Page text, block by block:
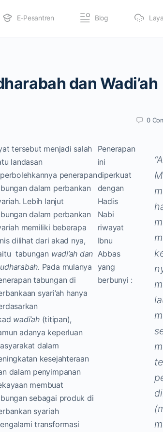
E-Pesantren Blog
dan Wadi’ah
0
tersebut menjadi salah
landasan
penerapan
dalam perbankan
Lebih lanjut
dalam perbankan
memiliki beberapa
dilihat dari akad nya,
tabungan wadi’ah dan
Pada mulanya
tabungan di
syari’ah hanya
wadi’ah (titipan),
adanya keperluan
dalam
kesejahteraan
dalam penyimpanan
membuat
sebagai produk di
syariah
transformasi
Penerapan
ini
diperkuat
dengan
Hadis
Nabi
riwayat
Ibnu
Abbas
yang
berbunyi :